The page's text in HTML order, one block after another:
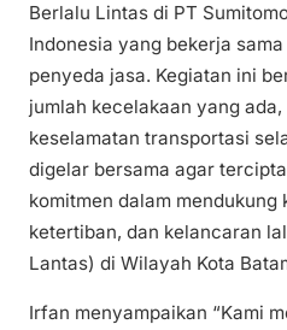
Berlalu Lintas di PT
Indonesia yang bekerja
penyeda jasa. Kegiatan ini
jumlah kecelakaan yang
keselamatan transportasi
digelar bersama agar
komitmen dalam mendukung
ketertiban, dan kelancaran
Lantas) di Wilayah Kota
Irfan menyampaikan “Kami